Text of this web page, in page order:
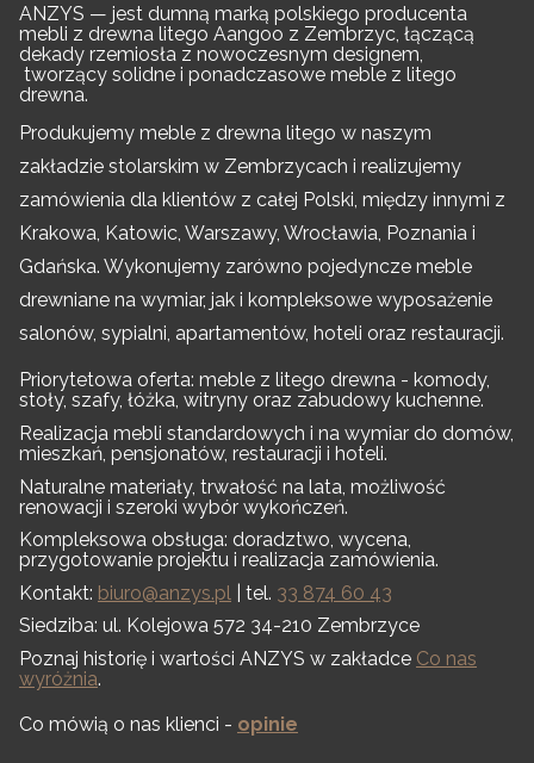
ANZYS — jest dumną marką polskiego producenta
mebli z drewna litego Aangoo z Zembrzyc, łączącą
dekady rzemiosła z nowoczesnym designem,
tworzący solidne i ponadczasowe meble z litego
drewna.
Produkujemy meble z drewna litego w naszym
zakładzie stolarskim w Zembrzycach i realizujemy
zamówienia dla klientów z całej Polski, między innymi z
Krakowa, Katowic, Warszawy, Wrocławia, Poznania i
Gdańska. Wykonujemy zarówno pojedyncze meble
drewniane na wymiar, jak i kompleksowe wyposażenie
salonów, sypialni, apartamentów, hoteli oraz restauracji.
Priorytetowa oferta: meble z litego drewna - komody,
stoły, szafy, łóżka, witryny oraz zabudowy kuchenne.
Realizacja mebli standardowych i na wymiar do domów,
mieszkań, pensjonatów, restauracji i hoteli.
Naturalne materiały, trwałość na lata, możliwość
renowacji i szeroki wybór wykończeń.
Kompleksowa obsługa: doradztwo, wycena,
przygotowanie projektu i realizacja zamówienia.
Kontakt: biuro@anzys.pl | tel. 33 874 60 43
Siedziba: ul. Kolejowa 572 34-210 Zembrzyce
Poznaj historię i wartości ANZYS w zakładce Co nas
wyróżnia.
Co mówią o nas klienci - opinie